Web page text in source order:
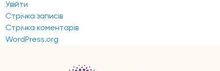
Увійти
Стрічка записів
Стрічка коментарів
WordPress.org